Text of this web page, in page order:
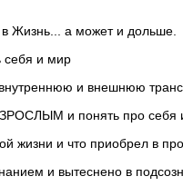
Жизнь... а может и дольше.
себя и мир
внутреннюю и внешнюю
и понять про себя
жизни и что приобрел в
и вытеснено в